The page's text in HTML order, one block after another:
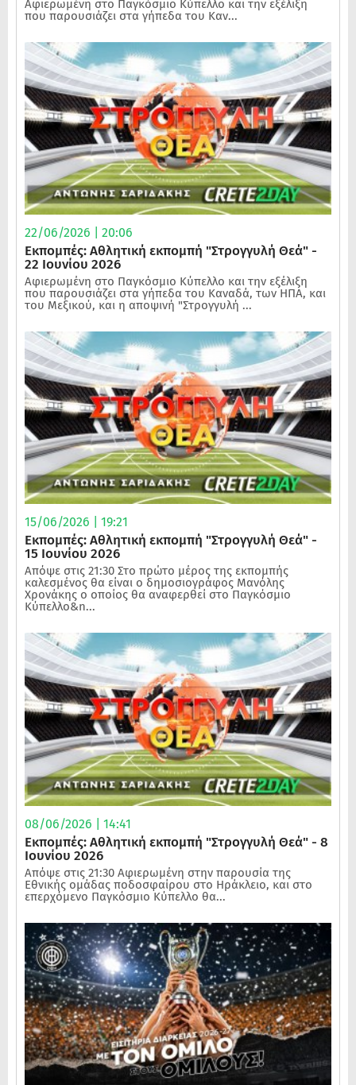
Αφιερωμένη στο Παγκόσμιο Κύπελλο και την εξέλιξη
που παρουσιάζει στα γήπεδα του Καν...
22/06/2026 | 20:06
Εκπομπές: Αθλητική εκπομπή "Στρογγυλή Θεά" -
22 Ιουνίου 2026
Αφιερωμένη στο Παγκόσμιο Κύπελλο και την εξέλιξη
που παρουσιάζει στα γήπεδα του Καναδά, των ΗΠΑ, και
του Μεξικού, και η αποψινή "Στρογγυλή ...
15/06/2026 | 19:21
Εκπομπές: Αθλητική εκπομπή "Στρογγυλή Θεά" -
15 Ιουνίου 2026
Απόψε στις 21:30 Στο πρώτο μέρος της εκπομπής
καλεσμένος θα είναι ο δημοσιογράφος Μανόλης
Χρονάκης ο οποίος θα αναφερθεί στο Παγκόσμιο
Κύπελλο&n...
08/06/2026 | 14:41
Εκπομπές: Αθλητική εκπομπή "Στρογγυλή Θεά" - 8
Ιουνίου 2026
Απόψε στις 21:30 Αφιερωμένη στην παρουσία της
Εθνικής ομάδας ποδοσφαίρου στο Ηράκλειο, και στο
επερχόμενο Παγκόσμιο Κύπελλο θα...